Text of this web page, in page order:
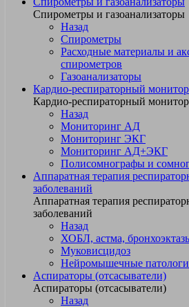
Спирометры и газоанализаторы
Назад
Спирометры
Расходные материалы и
спирометров
Газоанализаторы
Кардио-респираторный
Кардио-респираторный
Назад
Мониторинг АД
Мониторинг ЭКГ
Мониторинг АД+ЭКГ
Полисомнографы и
Аппаратная терапия
заболеваний
Аппаратная терапия
заболеваний
Назад
ХОБЛ, астма,
Муковисцидоз
Нейромышечные
Аспираторы (отсасыватели)
Аспираторы (отсасыватели)
Назад